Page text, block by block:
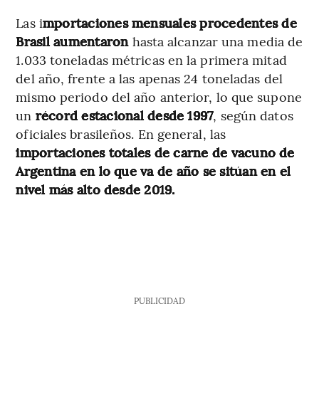
Las importaciones mensuales procedentes de
Brasil aumentaronhasta alcanzar una media de
1.033 toneladas métricas en la primera mitad
del año, frente a las apenas 24 toneladas del
mismo periodo del año anterior, lo que supone
un récord estacional desde 1997, según datos
oficiales brasileños. En general, las
importaciones totales de carne de vacuno de
Argentina en lo que va de año se sitúan en el
nivel más alto desde 2019.
PUBLICIDAD